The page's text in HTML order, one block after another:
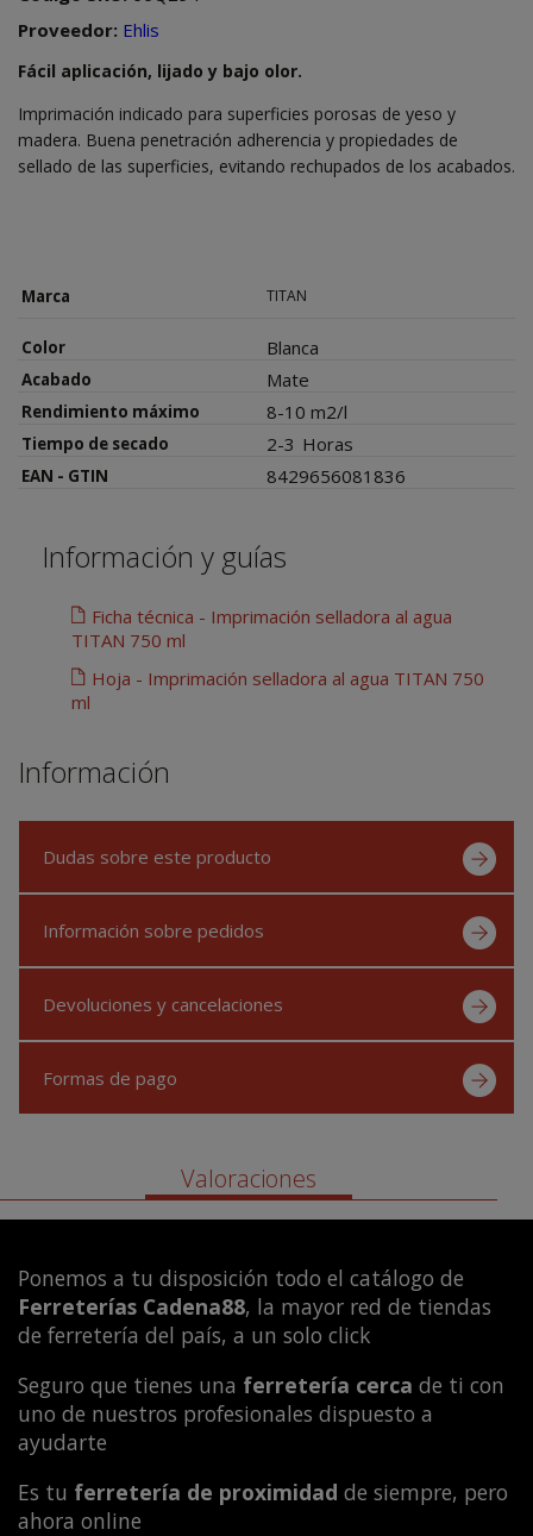
Proveedor: Ehlis
Fácil aplicación, lijado y bajo olor.
Imprimación indicado para superficies porosas de yeso y
madera. Buena penetración adherencia y propiedades de
sellado de las superficies, evitando rechupados de los acabados.
Marca TITAN
Color Blanca
Acabado Mate
Rendimiento máximo 8-10 m2/l
Tiempo de secado 2-3 Horas
EAN - GTIN 8429656081836
Información y guías
Ficha técnica - Imprimación selladora al agua
TITAN 750 ml
Hoja - Imprimación selladora al agua TITAN 750
ml
Información
Dudas sobre este producto
Información sobre pedidos
Devoluciones y cancelaciones
Formas de pago
Valoraciones
Ponemos a tu disposición todo el catálogo de
Ferreterías Cadena88, la mayor red de tiendas
de ferretería del país, a un solo click
Seguro que tienes una ferretería cerca de ti con
uno de nuestros profesionales dispuesto a
ayudarte
Es tu ferretería de proximidad de siempre, pero
ahora online